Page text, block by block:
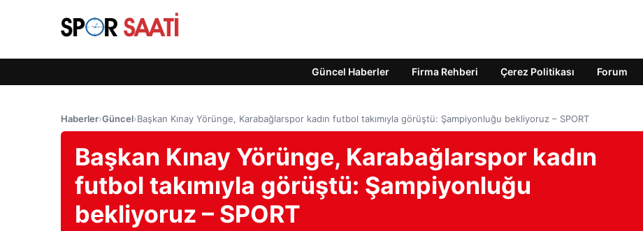
Güncel Haberler Firma Rehberi Çerez Politikası Forum
Haberler›Güncel›Başkan Kınay Yörünge, Karabağlarspor kadın futbol takımıyla görüştü: Şampiyonluğu bekliyoruz – SPORT
Başkan Kınay Yörünge, Karabağlarspor kadın
futbol takımıyla görüştü: Şampiyonluğu
bekliyoruz – SPORT